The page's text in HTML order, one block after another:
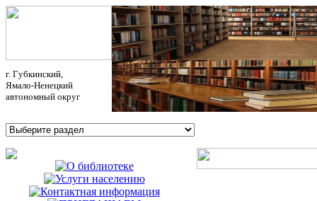
г. Губкинский,
Ямало-Ненецкий
автономный округ